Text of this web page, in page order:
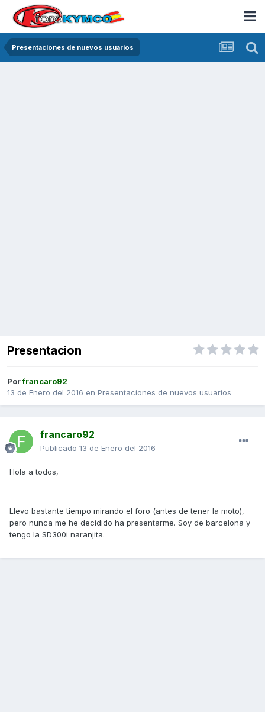
Presentaciones de nuevos usuarios
Presentacion
Porfrancaro92
13 de Enero del 2016 en Presentaciones de nuevos usuarios
francaro92
Publicado 13 de Enero del 2016
Hola a todos,
Llevo bastante tiempo mirando el foro (antes de tener la moto),
pero nunca me he decidido ha presentarme. Soy de barcelona y
tengo la SD300i naranjita.